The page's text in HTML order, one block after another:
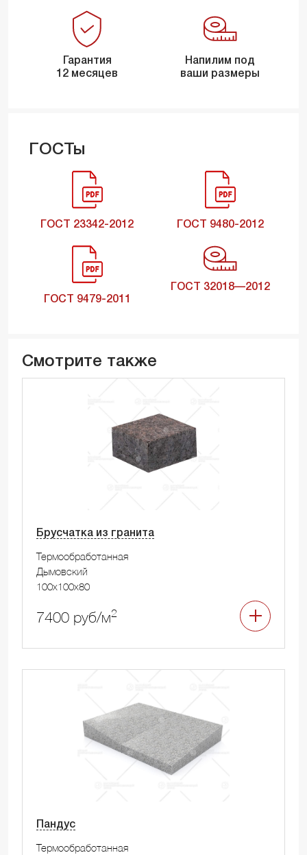
Гарантия
12 месяцев
Напилим под
ваши размеры
ГОСТы
ГОСТ 23342-2012 ГОСТ 9480-2012
ГОСТ 9479-2011
ГОСТ 32018—2012
Смотрите также
Брусчатка из гранита
Термообработанная
Дымовский
100x100x80
7400 руб/м2
Пандус
Термообработанная